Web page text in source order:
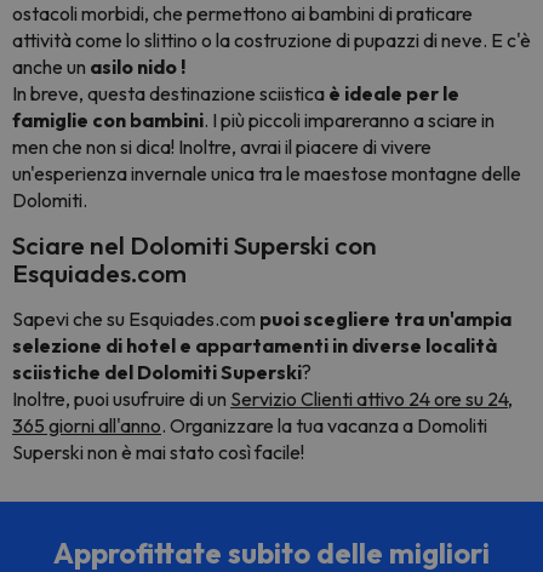
ostacoli morbidi, che permettono ai bambini di praticare
attività come lo slittino o la costruzione di pupazzi di neve. E c'è
anche un asilo nido !
In breve, questa destinazione sciistica è ideale per le
famiglie con bambini. I più piccoli impareranno a sciare in
men che non si dica! Inoltre, avrai il piacere di vivere
un'esperienza invernale unica tra le maestose montagne delle
Dolomiti.
Sciare nel Dolomiti Superski con
Esquiades.com
Sapevi che su Esquiades.com puoi scegliere tra un'ampia
selezione di hotel e appartamenti in diverse località
sciistiche del Dolomiti Superski?
Inoltre, puoi usufruire di un Servizio Clienti attivo 24 ore su 24,
365 giorni all'anno. Organizzare la tua vacanza a Domoliti
Superski non è mai stato così facile!
Approfittate subito delle migliori